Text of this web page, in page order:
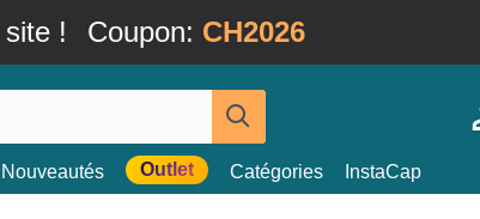
! Coupon: CH2026
Nouveautés Outlet Catégories InstaCap